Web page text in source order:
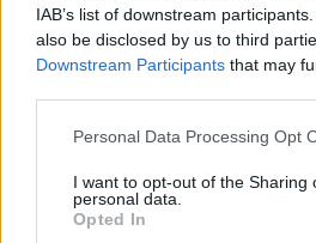
IAB’s list of downstream
also be disclosed by us to third
Downstream Participants that may
Please note that this website/app
not limited to your visit or usage
grant or deny consent to Google
use your data for below specified
Personal Data Processing Opt
I want to opt-out of the Sharing
personal data.
Opted In